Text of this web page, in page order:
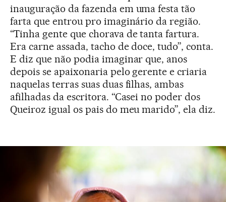
inauguração da fazenda em uma festa tão
farta que entrou pro imaginário da região.
“Tinha gente que chorava de tanta fartura.
Era carne assada, tacho de doce, tudo”, conta.
E diz que não podia imaginar que, anos
depois se apaixonaria pelo gerente e criaria
naquelas terras suas duas filhas, ambas
afilhadas da escritora. “Casei no poder dos
Queiroz igual os pais do meu marido”, ela diz.